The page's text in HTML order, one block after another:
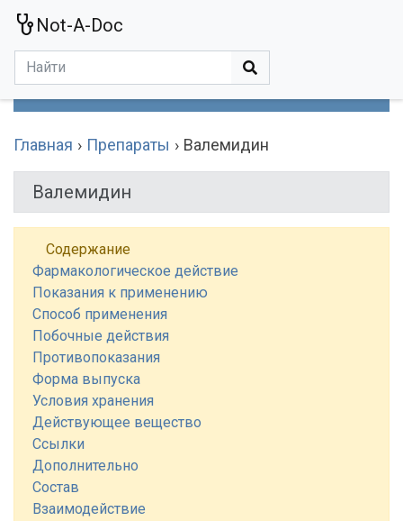
Not-A-Doc
Главная Препараты Валемидин
Валемидин
Содержание
Фармакологическое действие
Показания к применению
Способ применения
Побочные действия
Противопоказания
Форма выпуска
Условия хранения
Действующее вещество
Ссылки
Дополнительно
Состав
Взаимодействие